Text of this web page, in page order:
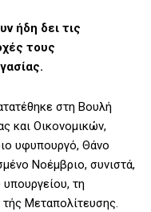
ήδη δει τις
τους
στη Βουλή
και Οικονομικών,
υφυπουργό, Θάνο
Νοέμβριο, συνιστά,
τη
Μεταπολίτευσης.